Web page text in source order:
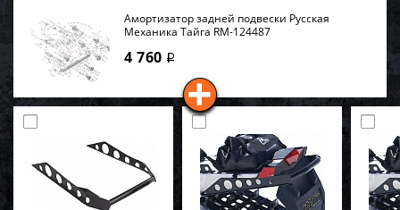
Амортизатор задней подвески Русская
Механика Тайга RM-124487
4 760 i